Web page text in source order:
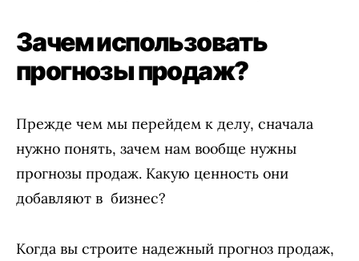
Зачем использовать
прогнозы продаж?
Прежде чем мы перейдем к делу, сначала
нужно понять, зачем нам вообще нужны
прогнозы продаж. Какую ценность они
добавляют в бизнес?
Когда вы строите надежный прогноз продаж,